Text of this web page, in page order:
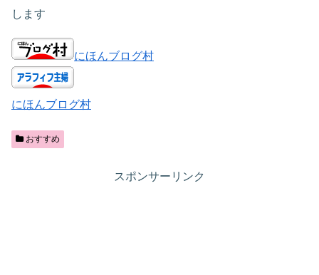
します
にほんブログ村
にほんブログ村
おすすめ
スポンサーリンク